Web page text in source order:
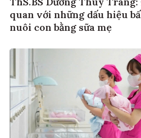
quan với những dấu hiệu
nuôi con bằng sữa mẹ